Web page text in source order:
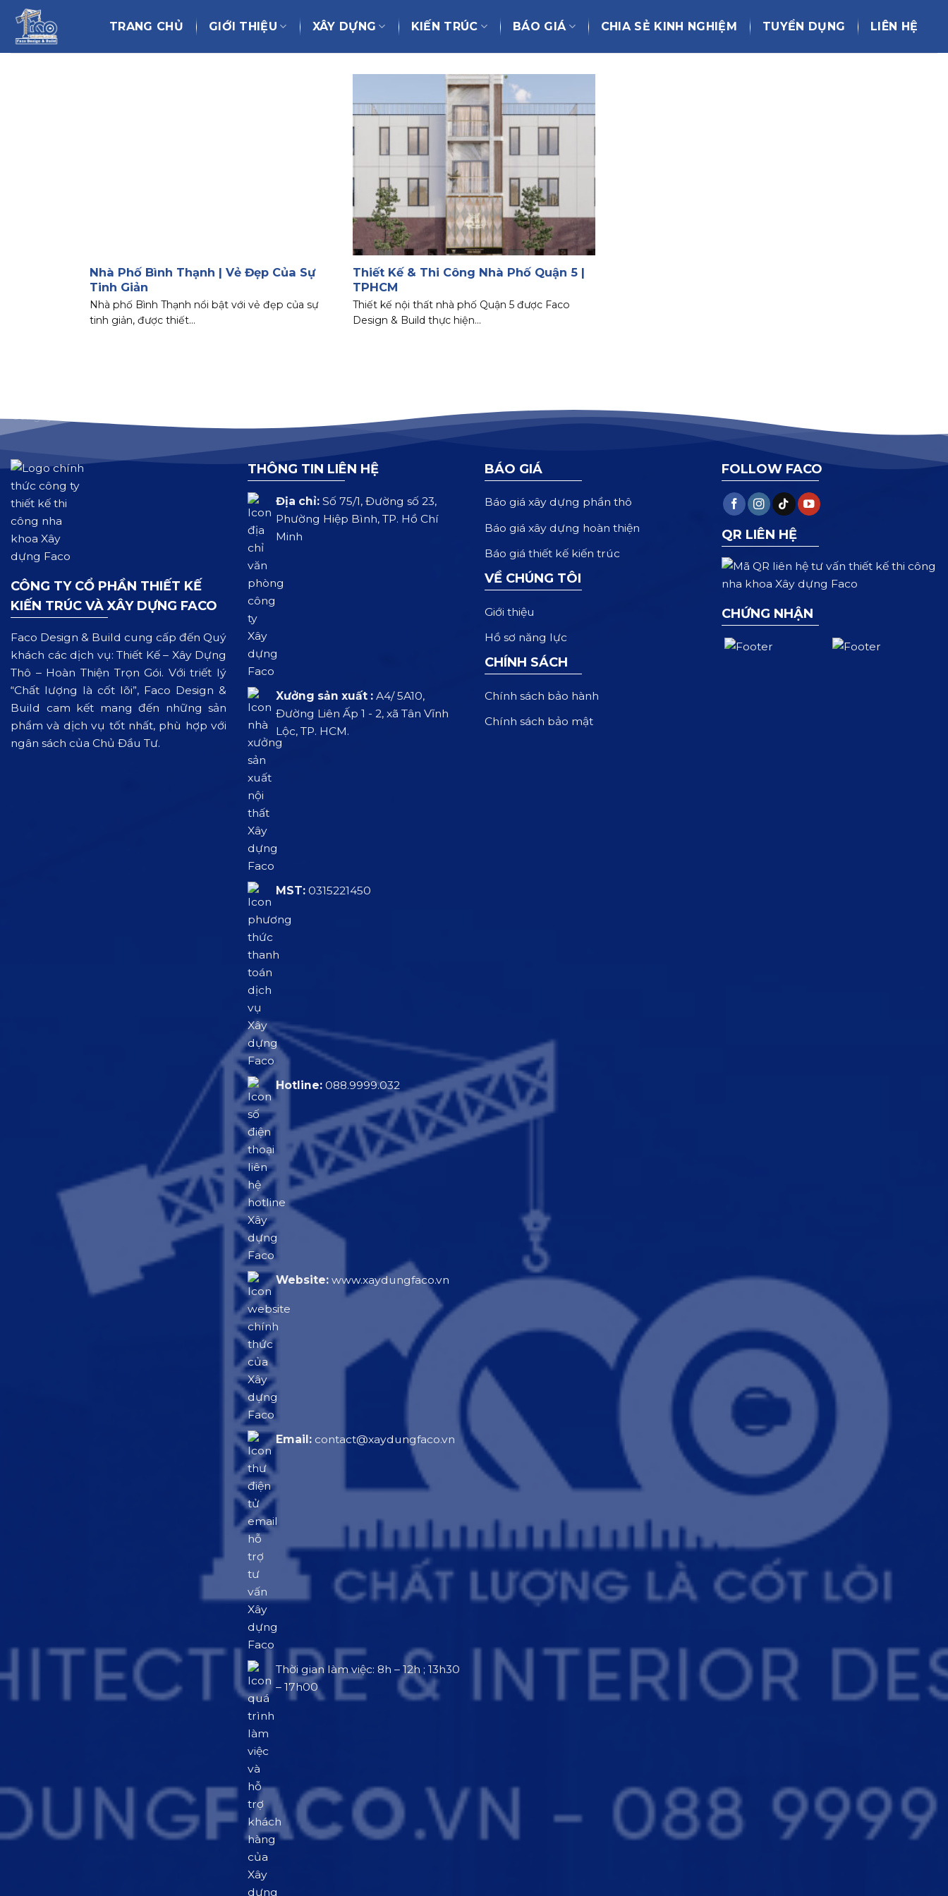
Chuyển
đến
nội
TRANG CHỦ GIỚI THIỆU XÂY DỰNG KIẾN TRÚC BÁO GIÁ CHIA SẺ KINH NGHIỆM TUYỂN DỤNG LIÊN HỆ
Nhà Phố Bình Thạnh | Vẻ Đẹp Của Sự
Tinh Giản
Nhà phố Bình Thạnh nổi bật với vẻ đẹp của sự
tinh giản, được thiết...
Thiết Kế & Thi Công Nhà Phố Quận 5 |
TPHCM
Thiết kế nội thất nhà phố Quận 5 được Faco
Design & Build thực hiện...
CÔNG TY CỔ PHẦN THIẾT KẾ
KIẾN TRÚC VÀ XÂY DỰNG FACO
Faco Design & Build cung cấp đến Quý
khách các dịch vụ: Thiết Kế – Xây Dựng
Thô – Hoàn Thiện Trọn Gói. Với triết lý
“Chất lượng là cốt lõi”, Faco Design &
Build cam kết mang đến những sản
phẩm và dịch vụ tốt nhất, phù hợp với
ngân sách của Chủ Đầu Tư.
THÔNG TIN LIÊN HỆ
Địa chỉ:Số 75/1, Đường số 23,
Phường Hiệp Bình, TP. Hồ Chí
Minh
Xưởng sản xuất :A4/ 5A10,
Đường Liên Ấp 1 - 2, xã Tân Vĩnh
Lộc, TP. HCM.
MST:0315221450
Hotline: 088.9999.032
Website: www.xaydungfaco.vn
Email: contact@xaydungfaco.vn
Thời gian làm việc: 8h – 12h ; 13h30
– 17h00
BÁO GIÁ
Báo giá xây dựng phần thô
Báo giá xây dựng hoàn thiện
Báo giá thiết kế kiến trúc
VỀ CHÚNG TÔI
Giới thiệu
Hồ sơ năng lực
CHÍNH SÁCH
Chính sách bảo hành
Chính sách bảo mật
FOLLOW FACO
QR LIÊN HỆ
CHỨNG NHẬN